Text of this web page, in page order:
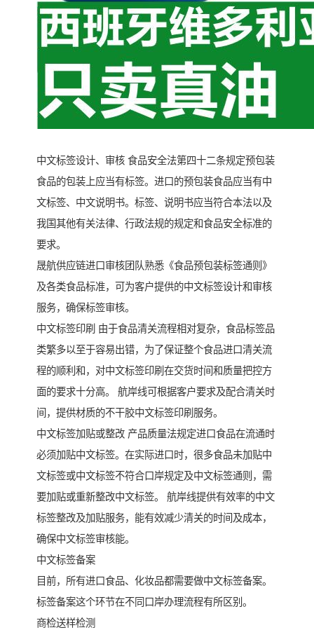
中文标签设计、审核 食品安全法第四十二条规定预包装
食品的包装上应当有标签。进口的预包装食品应当有中
文标签、中文说明书。标签、说明书应当符合本法以及
我国其他有关法律、行政法规的规定和食品安全标准的
要求。
晟航供应链进口审核团队熟悉《食品预包装标签通则》
及各类食品标准，可为客户提供的中文标签设计和审核
服务，确保标签审核。
中文标签印刷 由于食品清关流程相对复杂，食品标签品
类繁多以至于容易出错，为了保证整个食品进口清关流
程的顺利和，对中文标签印刷在交货时间和质量把控方
面的要求十分高。 航岸线可根据客户要求及配合清关时
间，提供材质的不干胶中文标签印刷服务。
中文标签加贴或整改 产品质量法规定进口食品在流通时
必须加贴中文标签。在实际进口时，很多食品未加贴中
文标签或中文标签不符合口岸规定及中文标签通则，需
要加贴或重新整改中文标签。 航岸线提供有效率的中文
标签整改及加贴服务，能有效减少清关的时间及成本，
确保中文标签审核能。
中文标签备案
目前，所有进口食品、化妆品都需要做中文标签备案。
标签备案这个环节在不同口岸办理流程有所区别。
商检送样检测